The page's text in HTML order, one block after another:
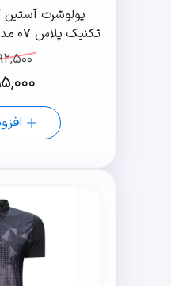
پولوشرت آستین
تکنیک پلاس 07 مدل TS-151 رنگ مشکی